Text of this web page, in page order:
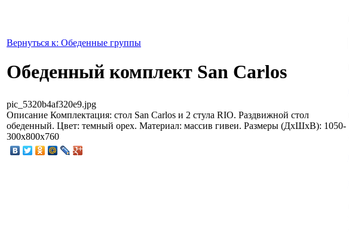
Вернуться к: Обеденные группы
Обеденный комплект San Carlos
pic_5320b4af320e9.jpg
Описание Комплектация: стол San Carlos и 2 стула RIO. Раздвижной стол
обеденный. Цвет: темный орех. Материал: массив гивеи. Размеры (ДхШхВ): 1050-
300x800x760